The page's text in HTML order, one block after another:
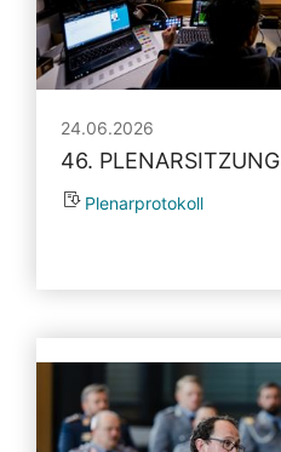
24.06.2026
46. PLENARSITZUNG
Plenarprotokoll